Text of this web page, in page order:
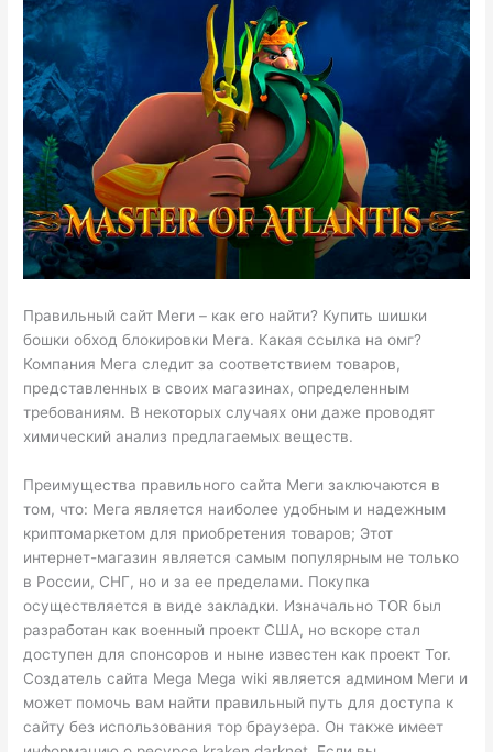
Правильный сайт Меги – как его найти? Купить шишки
бошки обход блокировки Мега. Какая ссылка на омг?
Компания Мега следит за соответствием товаров,
представленных в своих магазинах, определенным
требованиям. В некоторых случаях они даже проводят
химический анализ предлагаемых веществ.
Преимущества правильного сайта Меги заключаются в
том, что: Мега является наиболее удобным и надежным
криптомаркетом для приобретения товаров; Этот
интернет-магазин является самым популярным не только
в России, СНГ, но и за ее пределами. Покупка
осуществляется в виде закладки. Изначально TOR был
разработан как военный проект США, но вскоре стал
доступен для спонсоров и ныне известен как проект Tor.
Создатель сайта Mega Mega wiki является админом Меги и
может помочь вам найти правильный путь для доступа к
сайту без использования тор браузера. Он также имеет